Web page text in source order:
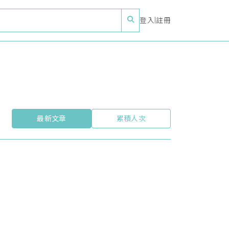
登入 註冊
最新文章 累積人次